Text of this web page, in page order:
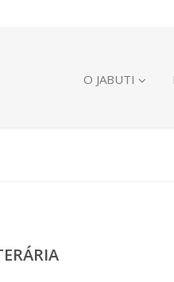
O JABUTI